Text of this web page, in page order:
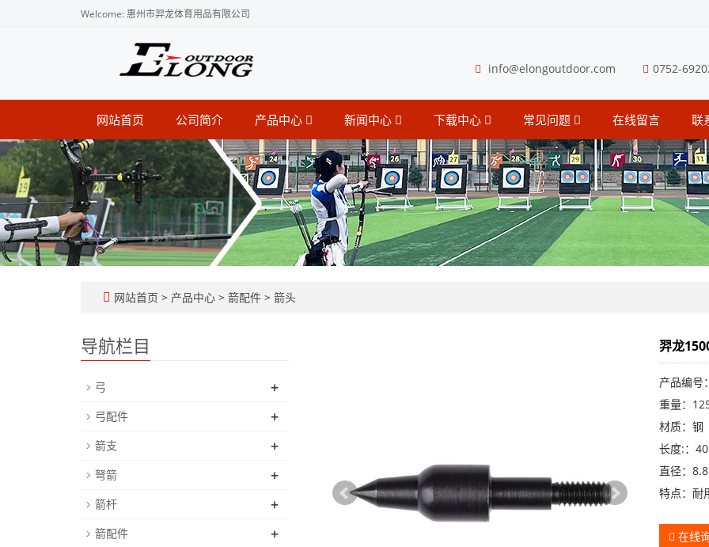
Welcome: 惠州市羿龙体育用品有限公司
info@elongoutdoor.com 0752-
网站首页 公司简介 产品中心 新闻中心 下载中心 常见问题 在线留言 联
网站首页 > 产品中心 > 箭配件 > 箭头
羿龙
产品编号
重量：
材质：钢
长度:：
直径：
特点：耐
在线
导航栏目
弓 +
弓配件 +
箭支 +
弩箭 +
箭杆 +
箭配件 +